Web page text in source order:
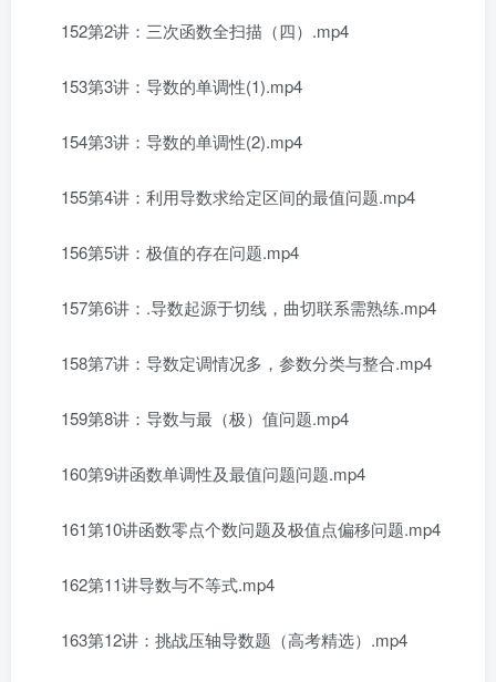
152第2讲：三次函数全扫描（四）.mp4
153第3讲：导数的单调性(1).mp4
154第3讲：导数的单调性(2).mp4
155第4讲：利用导数求给定区间的最值问题.mp4
156第5讲：极值的存在问题.mp4
157第6讲：.导数起源于切线，曲切联系需熟练.mp4
158第7讲：导数定调情况多，参数分类与整合.mp4
159第8讲：导数与最（极）值问题.mp4
160第9讲函数单调性及最值问题问题.mp4
161第10讲函数零点个数问题及极值点偏移问题.mp4
162第11讲导数与不等式.mp4
163第12讲：挑战压轴导数题（高考精选）.mp4